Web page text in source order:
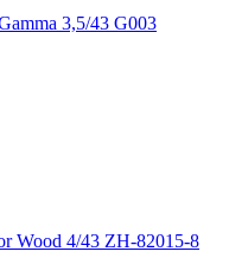
3,5/43 G003